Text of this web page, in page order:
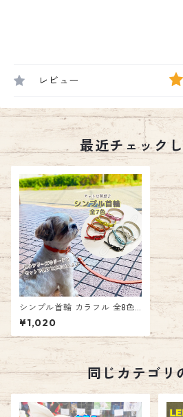
レビュー
最近チェック
シンプル首輪 カラフル 全8色
おしゃれ 犬 猫 お散歩 合皮 レ
ザー風 マット 無地 ペット 女
の子 男の子 スタンダード首輪
単色 お出かけ リード エミリー
スタイル emilystyle
¥1,020
同じカテゴリ